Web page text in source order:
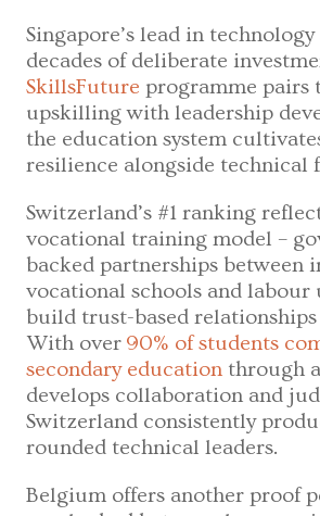
Singapore’s lead in
decades of deliberate
SkillsFuture programme pairs
upskilling with leadership
the education system
resilience alongside technical
Switzerland’s #1 ranking
vocational training model –
backed partnerships between
vocational schools and labour
build trust-based
With over 90% of students
secondary education through
develops collaboration and
Switzerland consistently
rounded technical leaders.
Belgium offers another proof